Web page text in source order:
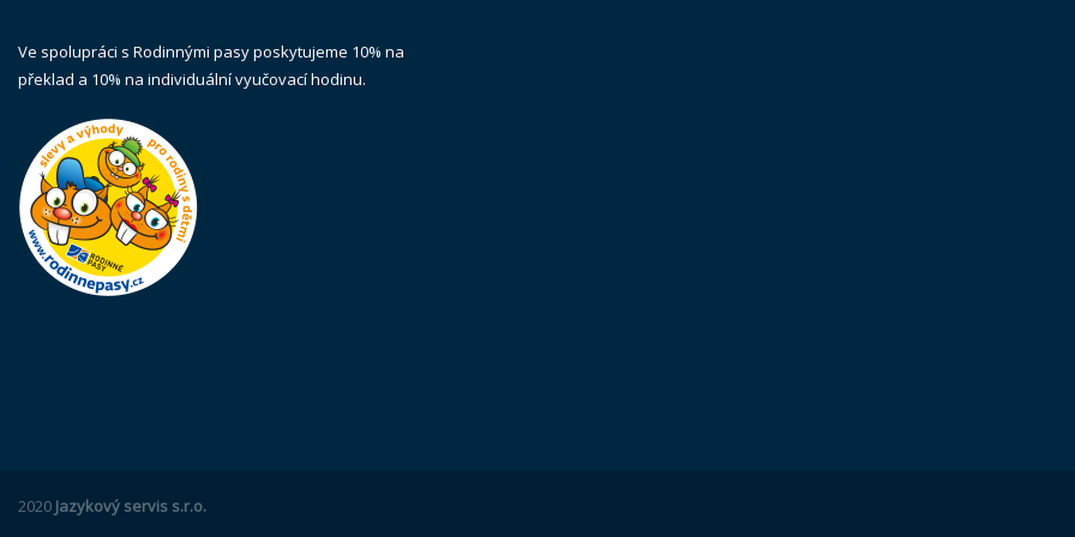
Ve spolupráci s Rodinnými pasy poskytujeme 10% na
překlad a 10% na individuální vyučovací hodinu.
2020 Jazykový servis s.r.o.